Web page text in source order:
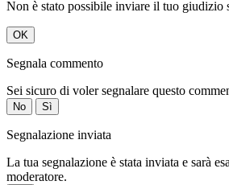
Non è stato possibile inviare il tuo giudizio
OK
Segnala commento
Sei sicuro di voler segnalare questo
No Sì
Segnalazione inviata
La tua segnalazione è stata inviata e sarà
moderatore.